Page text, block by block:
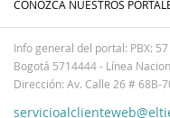
CONOZCA NUESTROS
Info general del portal: PBX:
Bogotá 5714444 - Línea
Dirección: Av. Calle 26 # 68B-